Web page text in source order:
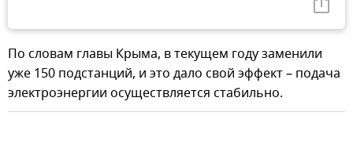
По словам главы Крыма, в текущем году заменили
уже 150 подстанций, и это дало свой эффект – подача
электроэнергии осуществляется стабильно.